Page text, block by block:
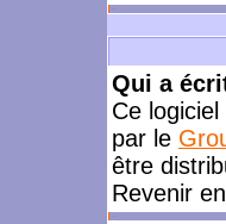
Qui a
Ce
par le
être
Revenir